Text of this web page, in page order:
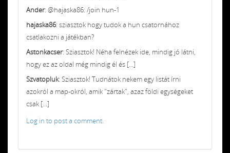
Ander: @hajaska86: /join hun-1
hajaska86: sziasztok hogy tudok a hun csatornához
csatlakozni a játékban?
Astonkacser: Sziasztok! Néha felnézek ide, mindig jó látni,
hogy ez az oldal még mindig él és [...]
Szvatopluk: Sziasztok! Tudnátok nekem egy listát írni
azokról a map-okról, amik "zártak", azaz földi egységeket
csak [...]
Log in to post a comment.